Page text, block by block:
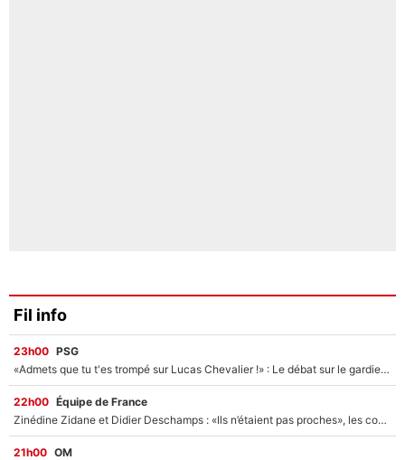
Fil info
23h00 PSG
«Admets que tu t'es trompé sur Lucas Chevalier !» : Le débat sur le gardien du PSG vire au clash à l'After Foot
22h00 Équipe de France
Zinédine Zidane et Didier Deschamps : «Ils n’étaient pas proches», les confidences d’un membre de l’équipe de France 1998 sur leur relation spéciale
21h00 OM